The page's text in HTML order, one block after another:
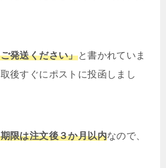
発送ください」と書かれていま
後すぐにポストに投函しまし
限は注文後３か月以内なので、